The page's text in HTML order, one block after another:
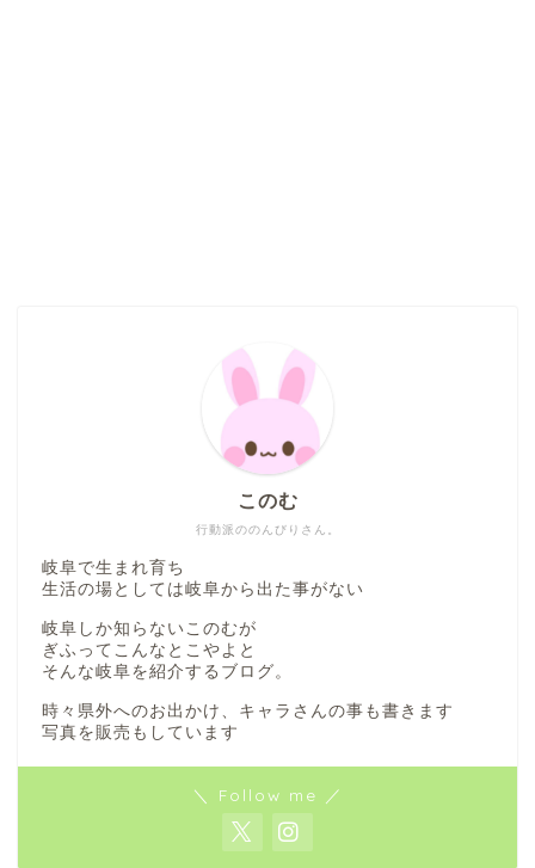
行動派ののんびりさん。
このむ
岐阜で生まれ育ち
生活の場としては岐阜から出た事がない
岐阜しか知らないこのむが
ぎふってこんなとこやよと
そんな岐阜を紹介するブログ。
時々県外へのお出かけ、キャラさんの事も書きます
写真を販売もしています
＼ Follow me ／